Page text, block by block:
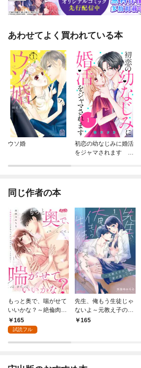
あわせてよく買われている本
ウソ婚
初恋の幼なじみに婚活
をジャマされます 分
同じ作者の本
もっと奥で、喘がせて
いいかな？～絶倫肉食
部長の本気エッチでと
ろかされて、イカされ
165
試読フル
先生、俺もう生徒じゃ
ないよ～元教え子の愛
が激しくて 1
165